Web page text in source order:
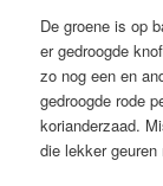
De groene is op
er gedroogde
zo nog een en
gedroogde rode
korianderzaad.
die lekker